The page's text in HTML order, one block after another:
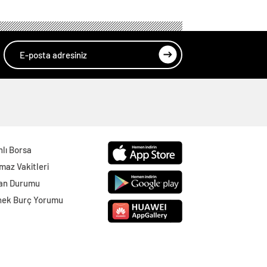
Borsa
Vakitleri
Durumu
Burç Yorumu